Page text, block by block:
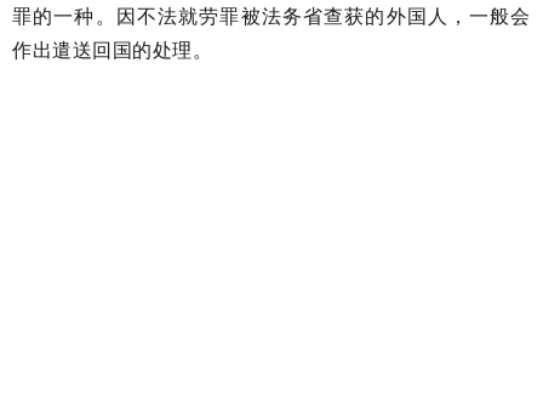
罪的一种。因不法就劳罪被法务省查获的外国人，一般会
作出遣送回国的处理。